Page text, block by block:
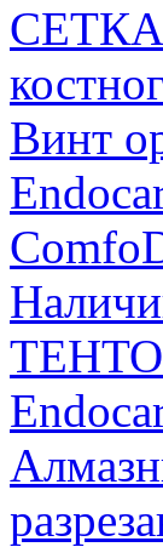
СЕТКА
Винт